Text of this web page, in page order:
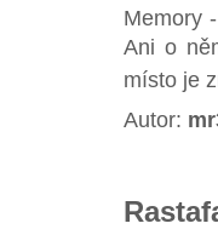
Memory
Ani o
místo je
Autor: